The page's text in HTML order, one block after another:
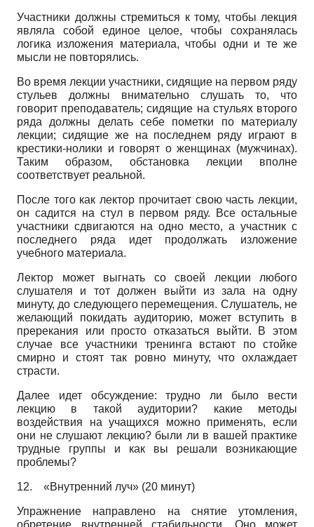
Участники должны стремиться к тому, чтобы лекция
являла собой единое целое, чтобы сохранялась
логика изложения материала, чтобы одни и те же
мысли не повторялись.
Во время лекции участники, сидящие на первом ряду
стульев должны внимательно слушать то, что
говорит преподаватель; сидящие на стульях второго
ряда должны делать себе пометки по материалу
лекции; сидящие же на последнем ряду играют в
крестики-нолики и говорят о женщинах (мужчинах).
Таким образом, обстановка лекции вполне
соответствует реальной.
После того как лектор прочитает свою часть лекции,
он садится на стул в первом ряду. Все остальные
участники сдвигаются на одно место, а участник с
последнего ряда идет продолжать изложение
учебного материала.
Лектор может выгнать со своей лекции любого
слушателя и тот должен выйти из зала на одну
минуту, до следующего перемещения. Слушатель, не
желающий покидать аудиторию, может вступить в
пререкания или просто отказаться выйти. В этом
случае все участники тренинга встают по стойке
смирно и стоят так ровно минуту, что охлаждает
страсти.
Далее идет обсуждение: трудно ли было вести
лекцию в такой аудитории? какие методы
воздействия на учащихся можно применять, если
они не слушают лекцию? были ли в вашей практике
трудные группы и как вы решали возникающие
проблемы?
12. «Внутренний луч» (20 минут)
Упражнение направлено на снятие утомления,